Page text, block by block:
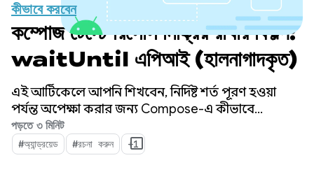
কীভাবে করবেন
কম্পোজ টেস্টে রিসোর্স নিষ্ক্রিয় রাখার বিকল্প:
waitUntil এপিআই (হালনাগাদকৃত)
এই আর্টিকেলে আপনি শিখবেন, নির্দিষ্ট শর্ত পূরণ হওয়া
পর্যন্ত অপেক্ষা করার জন্য Compose-এ কীভাবে
waitUntil test API ব্যবহার করতে হয়।
পড়তে ৩ মিনিট
#অ্যান্ড্রয়েড #রচনা করুন +1